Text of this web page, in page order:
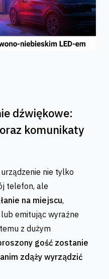
dźwiękowe:
komunikaty
nie tylko
telefon, ale
na miejscu,
emitując wyraźne
z dużym
gość zostanie
zdąży wyrządzić